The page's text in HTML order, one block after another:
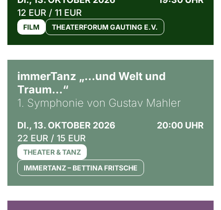
12 EUR / 11 EUR
FILM THEATERFORUM GAUTING E.V.
immerTanz „…und Welt und
Traum…“
1. Symphonie von Gustav Mahler
DI., 13. OKTOBER 2026
20:00 UHR
22 EUR / 15 EUR
THEATER & TANZ
IMMERTANZ – BETTINA FRITSCHE